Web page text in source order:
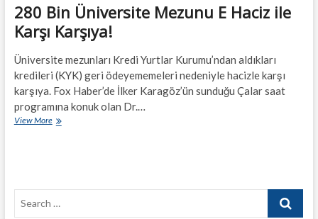
280 Bin Üniversite Mezunu E Haciz ile
Karşı Karşıya!
Üniversite mezunları Kredi Yurtlar Kurumu’ndan aldıkları
kredileri (KYK) geri ödeyememeleri nedeniyle hacizle karşı
karşıya. Fox Haber’de İlker Karagöz’ün sunduğu Çalar saat
programına konuk olan Dr.…
View More280
Karşı
Search